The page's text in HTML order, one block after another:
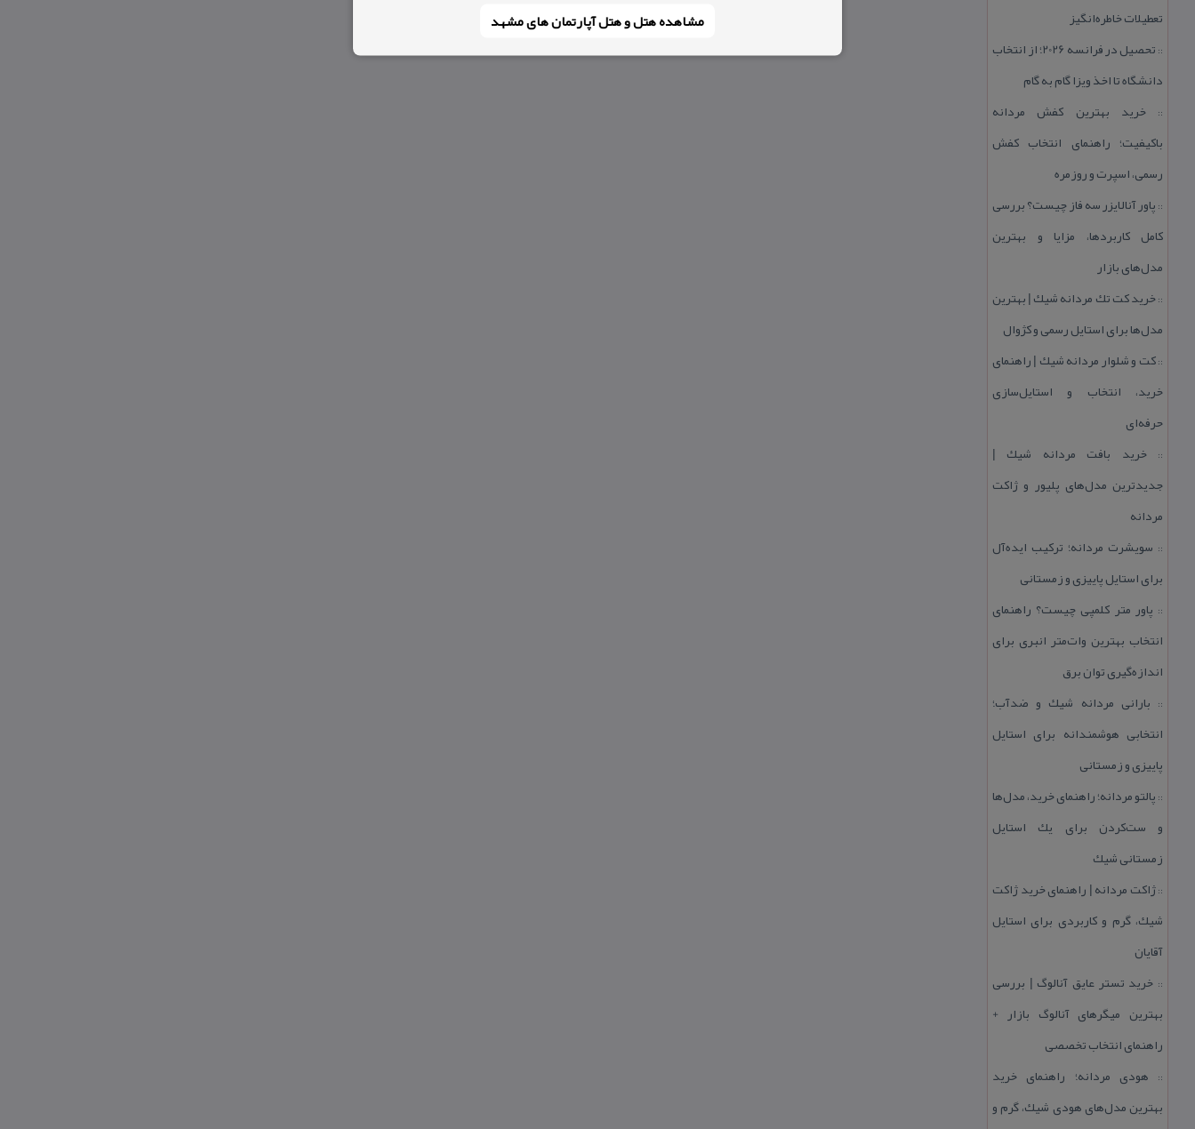
مشاهده هتل و هتل‌ آپارتمان های مشهد
تعطیلات خاطره‌انگیز
::
تحصیل در فرانسه 2026؛ از انتخاب
دانشگاه تا اخذ ویزا گام به گام
::خرید بهترین كفش مردانه
باكیفیت؛ راهنمای انتخاب كفش
رسمی، اسپرت و روزمره
:: پاور آنالایزر سه فاز چیست؟ بررسی
كامل كاربردها، مزایا و بهترین
مدل‌های بازار
::خرید كت تك مردانه شیك | بهترین
مدل‌ها برای استایل رسمی و كژوال
::كت و شلوار مردانه شیك | راهنمای
خرید، انتخاب و استایل‌سازی
حرفه‌ای
::خرید بافت مردانه شیك |
جدیدترین مدل‌های پلیور و ژاكت
مردانه
:: سویشرت مردانه؛ تركیب ایده‌آل
برای استایل پاییزی و زمستانی
:: پاور متر كلمپی چیست؟ راهنمای
انتخاب بهترین وات‌متر انبری برای
اندازه‌گیری توان برق
:: بارانی مردانه شیك و ضدآب؛
انتخابی هوشمندانه برای استایل
پاییزی و زمستانی
:: پالتو مردانه؛ راهنمای خرید، مدل‌ها
و ست‌كردن برای یك استایل
زمستانی شیك
::ژاكت مردانه | راهنمای خرید ژاكت
شیك، گرم و كاربردی برای استایل
آقایان
:: خرید تستر عایق آنالوگ | بررسی
بهترین میگرهای آنالوگ بازار +
راهنمای انتخاب تخصصی
:: هودی مردانه؛ راهنمای خرید
بهترین مدل‌های هودی شیك، گرم و